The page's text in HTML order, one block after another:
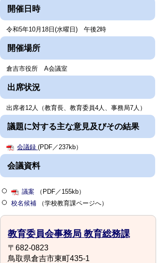
開催日時
令和5年10月18日(水曜日) 午後2時
開催場所
倉吉市役所 A会議室
出席状況
出席者12人（教育長、教育委員4人、事務局7人）
議題に対する主な意見及びその結果
会議録 (PDF／237kb）
会議資料
議案
（PDF／155kb）
校名候補 （学校教育課ページへ）
教育委員会事務局 教育総務課
〒682-0823
鳥取県倉吉市東町435-1